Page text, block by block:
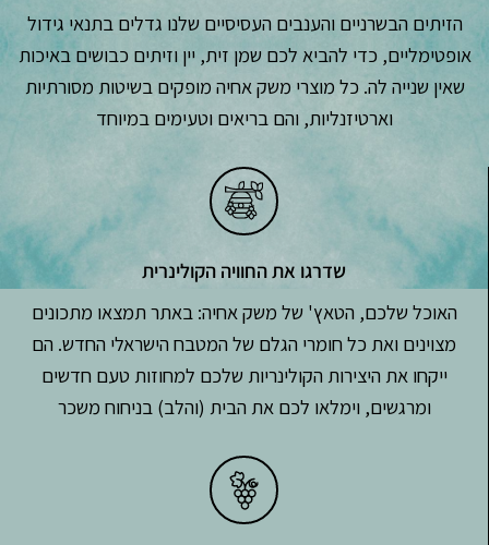
הזיתים הבשרניים והענבים העסיסיים שלנו גדלים בתנאי גידול
אופטימליים, כדי להביא לכם שמן זית, יין וזיתים כבושים באיכות
שאין שנייה לה. כל מוצרי משק אחיה מופקים בשיטות מסורתיות
וארטיזנליות, והם בריאים וטעימים במיוחד
שדרגו את החוויה הקולינרית
האוכל שלכם, הטאץ' של משק אחיה: באתר תמצאו מתכונים
מצוינים ואת כל חומרי הגלם של המטבח הישראלי החדש. הם
ייקחו את היצירות הקולינריות שלכם למחוזות טעם חדשים
ומרגשים, וימלאו לכם את הבית (והלב) בניחוח משכר